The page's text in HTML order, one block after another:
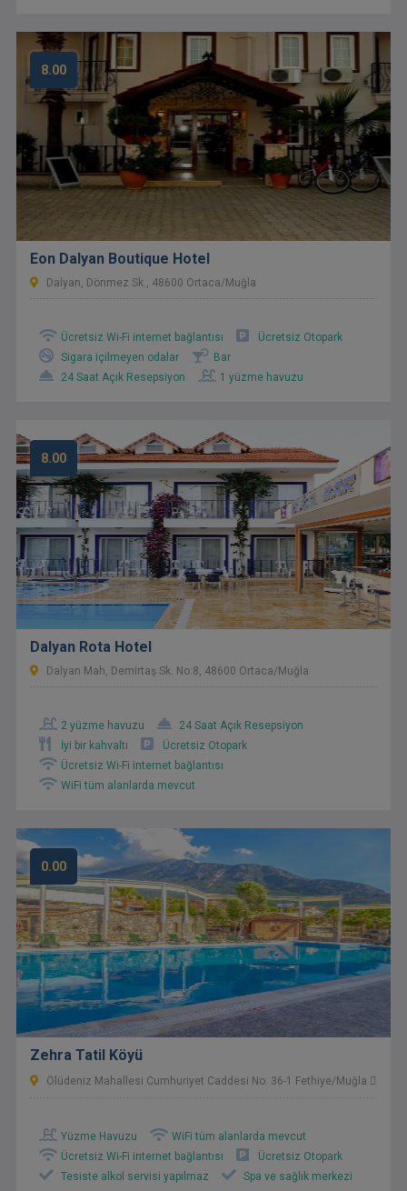
8.00
Eon Dalyan Boutique Hotel
Dalyan, Dönmez Sk., 48600 Ortaca/Muğla
Ücretsiz Wi-Fi internet bağlantısı
Ücretsiz Otopark
Sigara içilmeyen odalar
Bar
24 Saat Açık Resepsiyon
1 yüzme havuzu
8.00
Dalyan Rota Hotel
Dalyan Mah, Demirtaş Sk. No:8, 48600 Ortaca/Muğla
2 yüzme havuzu
24 Saat Açık Resepsiyon
İyi bir kahvaltı
Ücretsiz Otopark
Ücretsiz Wi-Fi internet bağlantısı
WiFi tüm alanlarda mevcut
0.00
Zehra Tatil Köyü
Ölüdeniz Mahallesi Cumhuriyet Caddesi No: 36-1 Fethiye/Muğla 
Yüzme Havuzu
WiFi tüm alanlarda mevcut
Ücretsiz Wi-Fi internet bağlantısı
Ücretsiz Otopark
Tesiste alkol servisi yapılmaz
Spa ve sağlık merkezi